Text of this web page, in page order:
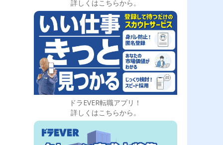
詳しくはこちらから。
ドラEVER転職アプリ！
詳しくはこちらから。